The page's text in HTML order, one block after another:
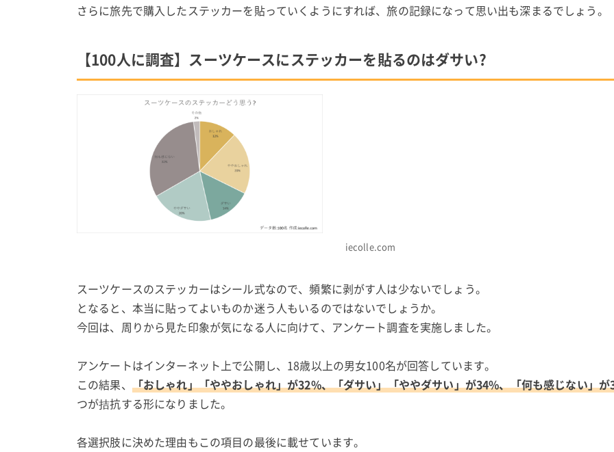
さらに旅先で購入したステッカーを貼っていくようにすれば、旅の記録になって思い出も深まるでしょう。
【100人に調査】スーツケースにステッカーを貼るのはダサい?
iecolle.com
スーツケースのステッカーはシール式なので、頻繁に剥がす人は少ないでしょう。
となると、本当に貼ってよいものか迷う人もいるのではないでしょうか。
今回は、周りから見た印象が気になる人に向けて、アンケート調査を実施しました。
アンケートはインターネット上で公開し、18歳以上の男女100名が回答しています。
この結果、 「おしゃれ」「ややおしゃれ」が32%、「ダサい」「ややダサい」が34%、「何も感じない」が
つが拮抗する形になりました。
各選択肢に決めた理由もこの項目の最後に載せています。